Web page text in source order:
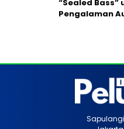
“Sealed
Pengalaman